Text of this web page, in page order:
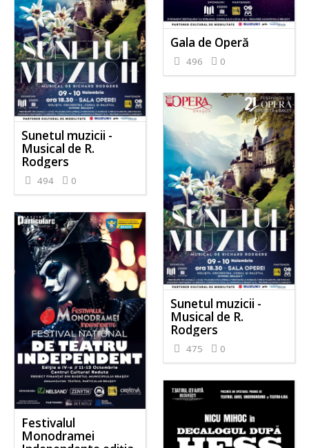
Gala de Operă
496 0
Sunetul muzicii -
Musical de R.
Rodgers
494 0
Sunetul muzicii -
Musical de R.
Rodgers
475 0
Festivalul
Monodramei